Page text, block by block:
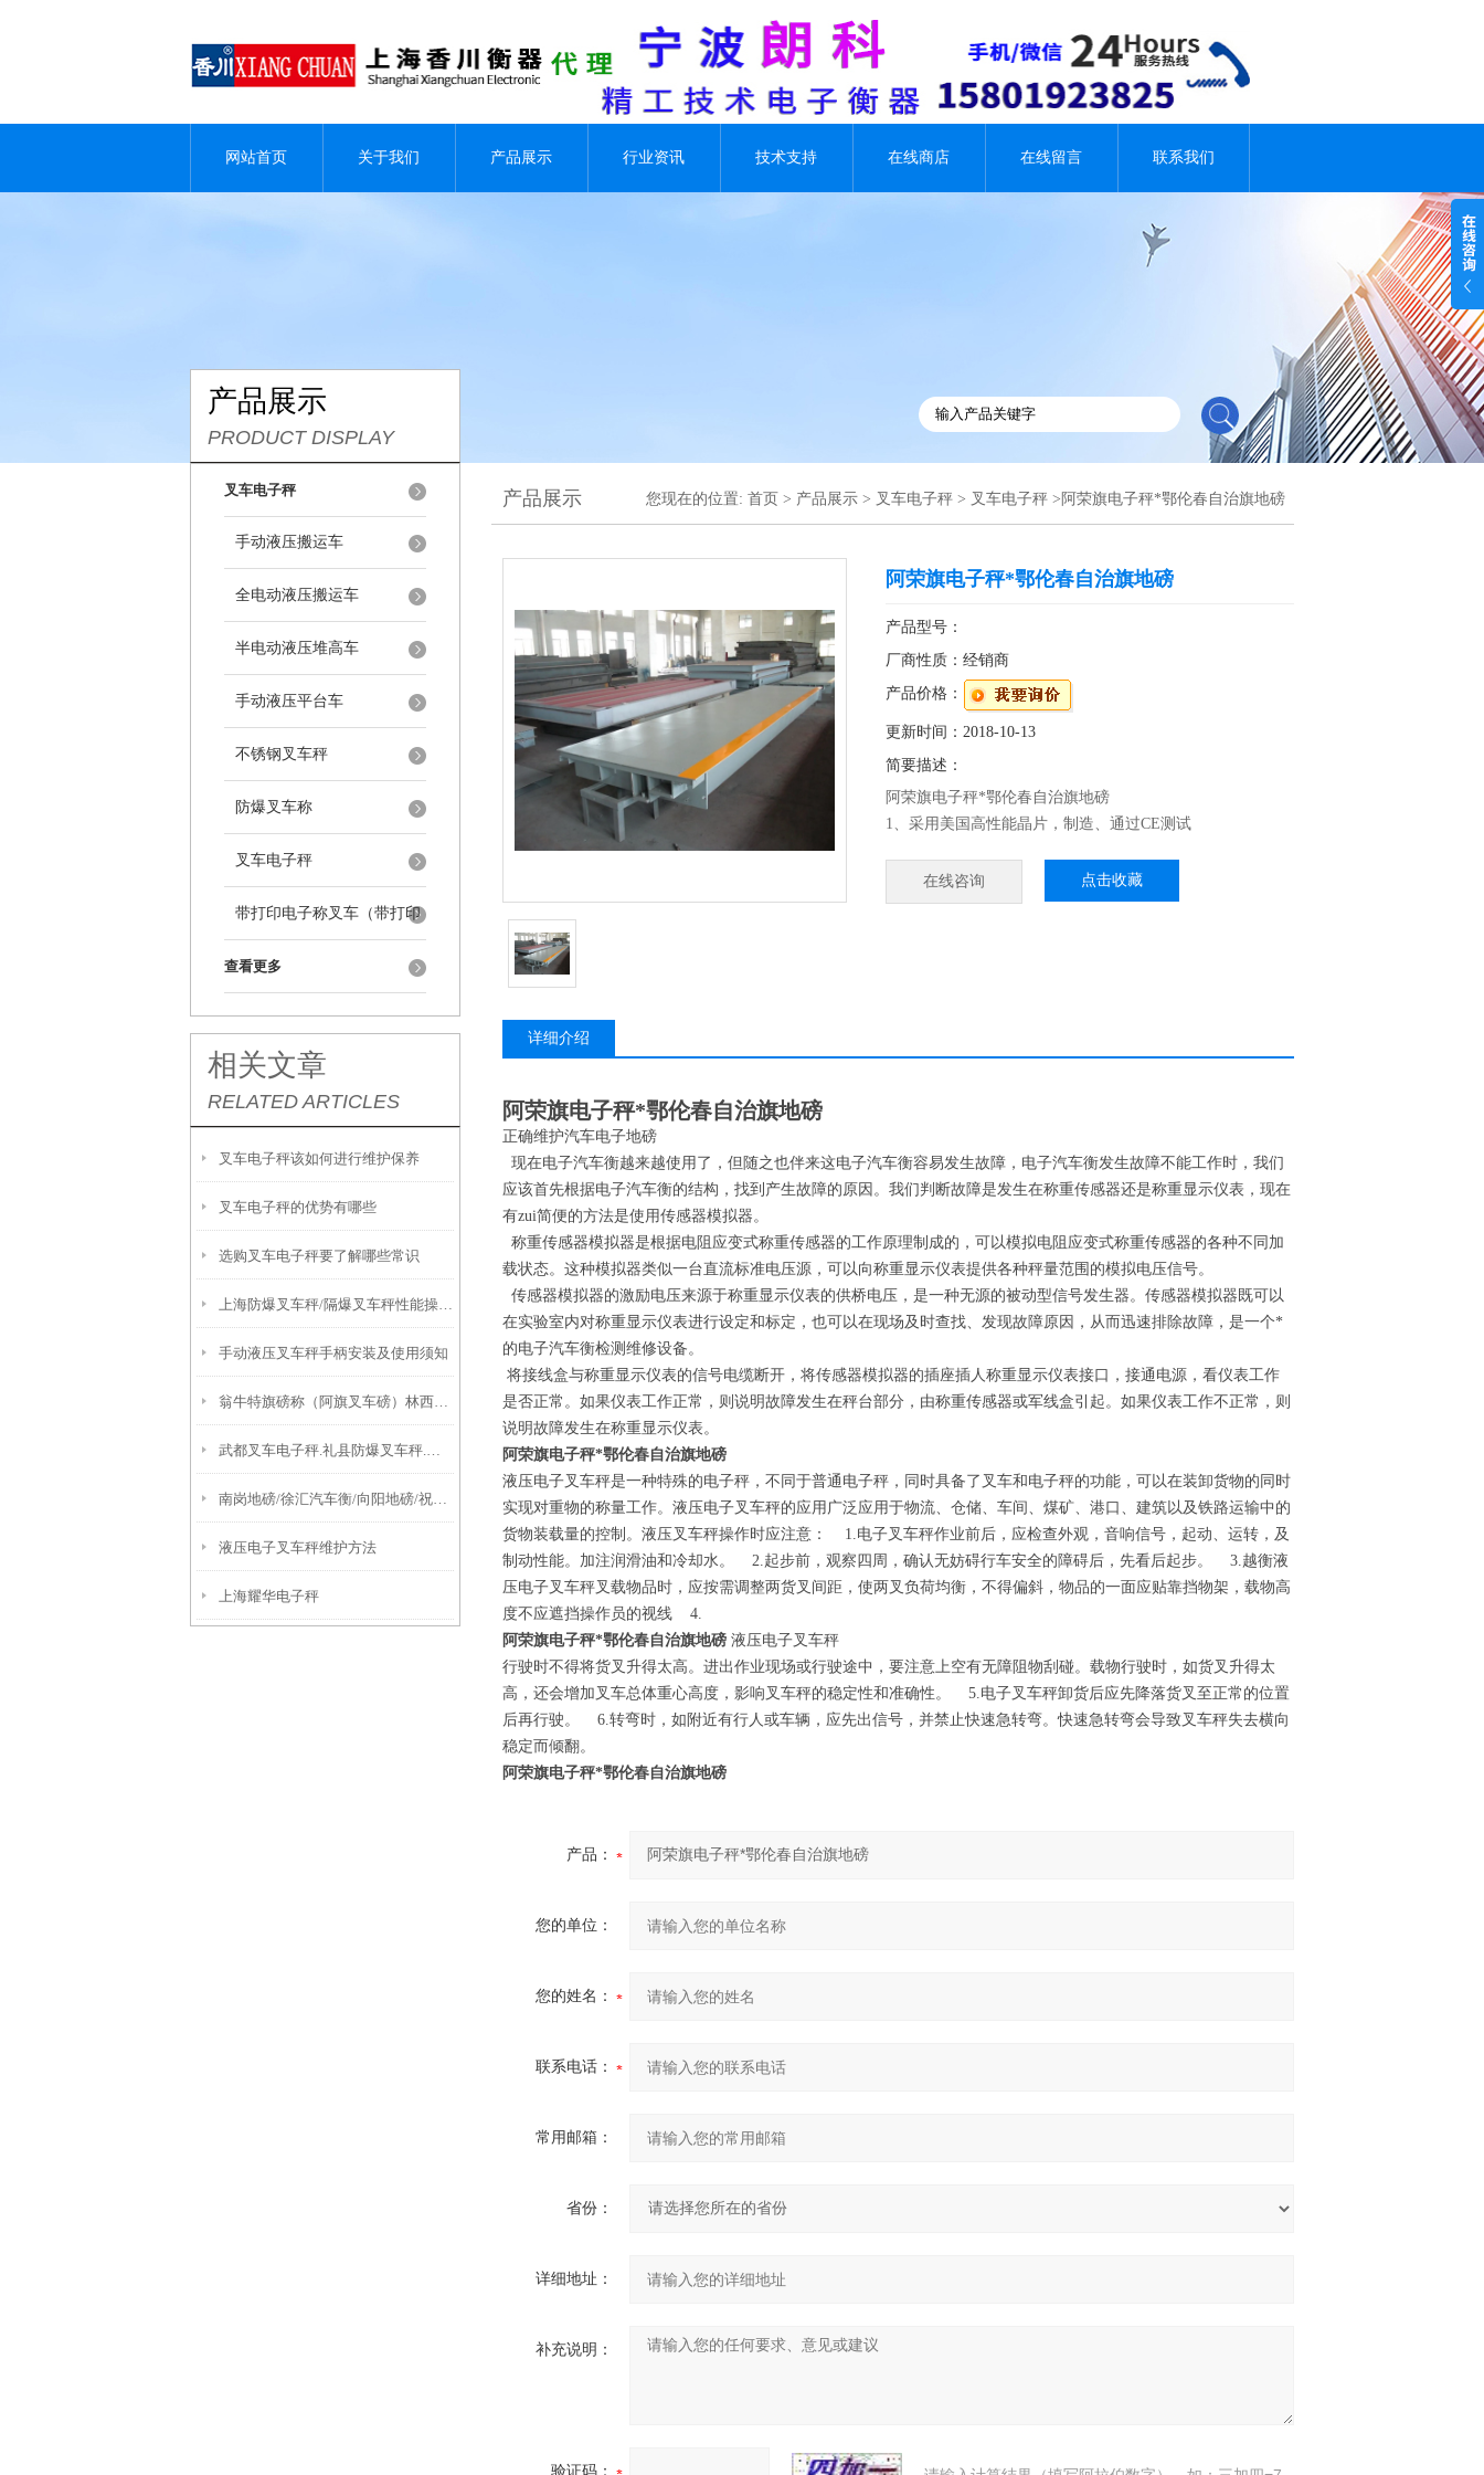
网站首页 关于我们 产品展示 行业资讯 技术支持 在线商店 在线留言 联系我们
产品展示
PRODUCT DISPLAY
叉车电子秤
手动液压搬运车
全电动液压搬运车
半电动液压堆高车
手动液压平台车
不锈钢叉车秤
防爆叉车称
叉车电子秤
带打印电子称叉车（带打印
叉车秤）
查看更多
相关文章
RELATED ARTICLES
叉车电子秤该如何进行维护保养
叉车电子秤的优势有哪些
选购叉车电子秤要了解哪些常识
上海防爆叉车秤/隔爆叉车秤性能操作说明
手动液压叉车秤手柄安装及使用须知
翁牛特旗磅称（阿旗叉车磅）林西叉车电子秤原理
武都叉车电子秤.礼县防爆叉车秤.成县防爆秤原理
南岗地磅/徐汇汽车衡/向阳地磅/祝桥汽车衡/前进地磅维修
液压电子叉车秤维护方法
上海耀华电子秤
产品展示 您现在的位置: 首页 > 产品展示 > 叉车电子秤 > 叉车电子秤 >阿荣旗电子秤*鄂伦春自治旗地磅
阿荣旗电子秤*鄂伦春自治旗地磅
产品型号：
厂商性质：经销商
产品价格：
更新时间：2018-10-13
简要描述：
阿荣旗电子秤*鄂伦春自治旗地磅
1、采用美国高性能晶片，制造、通过CE测试
产品、肉食品、蔬菜等加工行业 3、外壳不锈刚材料制作，
美观、卫生、高档
在线咨询 点击收藏
详细介绍
阿荣旗电子秤*鄂伦春自治旗地磅
正确维护汽车电子地磅
现在电子汽车衡越来越使用了，但随之也伴来这电子汽车衡容易发生故障，电子汽车衡发生故障不能工作时，我们
应该首先根据电子汽车衡的结构，找到产生故障的原因。我们判断故障是发生在称重传感器还是称重显示仪表，现在
有zui简便的方法是使用传感器模拟器。
称重传感器模拟器是根据电阻应变式称重传感器的工作原理制成的，可以模拟电阻应变式称重传感器的各种不同加
载状态。这种模拟器类似一台直流标准电压源，可以向称重显示仪表提供各种秤量范围的模拟电压信号。
传感器模拟器的激励电压来源于称重显示仪表的供桥电压，是一种无源的被动型信号发生器。传感器模拟器既可以
在实验室内对称重显示仪表进行设定和标定，也可以在现场及时查找、发现故障原因，从而迅速排除故障，是一个*
的电子汽车衡检测维修设备。
将接线盒与称重显示仪表的信号电缆断开，将传感器模拟器的插座插人称重显示仪表接口，接通电源，看仪表工作
是否正常。如果仪表工作正常，则说明故障发生在秤台部分，由称重传感器或军线盒引起。如果仪表工作不正常，则
说明故障发生在称重显示仪表。
阿荣旗电子秤*鄂伦春自治旗地磅
液压电子叉车秤是一种特殊的电子秤，不同于普通电子秤，同时具备了叉车和电子秤的功能，可以在装卸货物的同时
实现对重物的称量工作。液压电子叉车秤的应用广泛应用于物流、仓储、车间、煤矿、港口、建筑以及铁路运输中的
货物装载量的控制。液压叉车秤操作时应注意： 1.电子叉车秤作业前后，应检查外观，音响信号，起动、运转，及
制动性能。加注润滑油和冷却水。 2.起步前，观察四周，确认无妨碍行车安全的障碍后，先看后起步。 3.越衡液
压电子叉车秤叉载物品时，应按需调整两货叉间距，使两叉负荷均衡，不得偏斜，物品的一面应贴靠挡物架，载物高
度不应遮挡操作员的视线 4.
阿荣旗电子秤*鄂伦春自治旗地磅 液压电子叉车秤
行驶时不得将货叉升得太高。进出作业现场或行驶途中，要注意上空有无障阻物刮碰。载物行驶时，如货叉升得太
高，还会增加叉车总体重心高度，影响叉车秤的稳定性和准确性。 5.电子叉车秤卸货后应先降落货叉至正常的位置
后再行驶。 6.转弯时，如附近有行人或车辆，应先出信号，并禁止快速急转弯。快速急转弯会导致叉车秤失去横向
稳定而倾翻。
阿荣旗电子秤*鄂伦春自治旗地磅
产品：
您的单位：
您的姓名：
联系电话：
常用邮箱：
省份：
详细地址：
补充说明：
验证码：